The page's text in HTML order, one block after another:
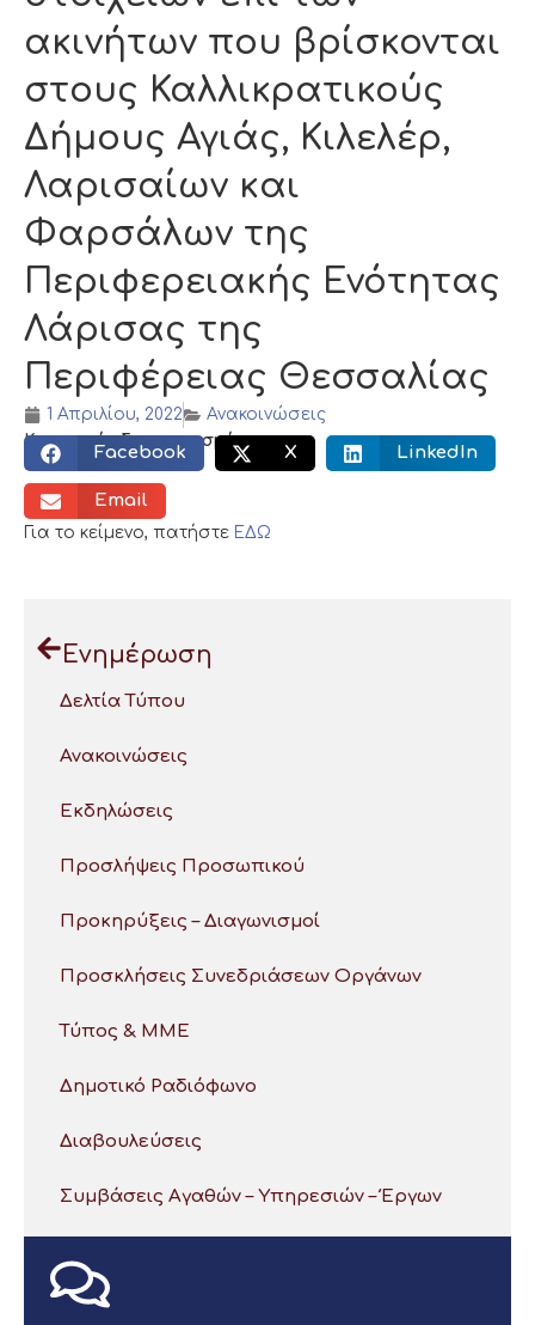
ακινήτων που βρίσκονται
στους Καλλικρατικούς
Δήμους Αγιάς, Κιλελέρ,
Λαρισαίων και
Φαρσάλων της
Περιφερειακής Ενότητας
Λάρισας της
Περιφέρειας Θεσσαλίας
1 Απριλίου, 2022
Ανακοινώσεις
Κοινωνικός διαμοιρασμός:
Facebook X LinkedIn
Email
Για το κείμενο, πατήστε ΕΔΩ
Ενημέρωση
Δελτία Τύπου
Ανακοινώσεις
Εκδηλώσεις
Προσλήψεις Προσωπικού
Προκηρύξεις – Διαγωνισμοί
Προσκλήσεις Συνεδριάσεων Οργάνων
Τύπος & ΜΜΕ
Δημοτικό Ραδιόφωνο
Διαβουλεύσεις
Συμβάσεις Αγαθών – Υπηρεσιών – Έργων